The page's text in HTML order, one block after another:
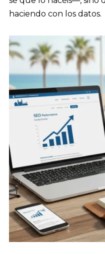
haciendo con los datos.